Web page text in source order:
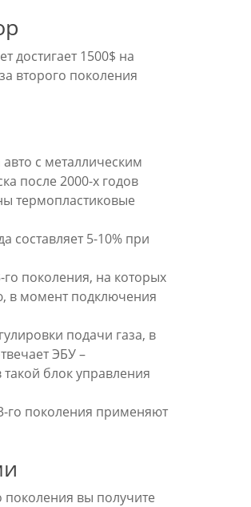
достигает 1500$ на
второго поколения
с металлическим
после 2000-х годов
термопластиковые
составляет 5-10% при
поколения, на которых
в момент подключения
подачи газа, в
ЭБУ –
блок управления
го поколения применяют
поколения вы получите